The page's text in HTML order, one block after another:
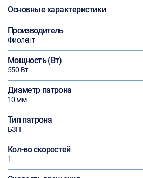
Основные характеристики
Производитель
Фиолент
Мощность (Вт)
550 Вт
Диаметр патрона
10 мм
Тип патрона
БЗП
Кол-во скоростей
1